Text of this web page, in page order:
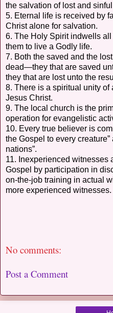
the salvation of lost and
5. Eternal life is received by
Christ alone for salvation.
6. The Holy Spirit indwells
them to live a Godly life.
7. Both the saved and the
dead—they that are saved
they that are lost unto the
8. There is a spiritual unity of
Jesus Christ.
9. The local church is the
operation for evangelistic
10. Every true believer is
the Gospel to every creature”
nations”.
11. Inexperienced witnesses
Gospel by participation in
on-the-job training in actual
more experienced witnesses.
No comments:
Post a Comment